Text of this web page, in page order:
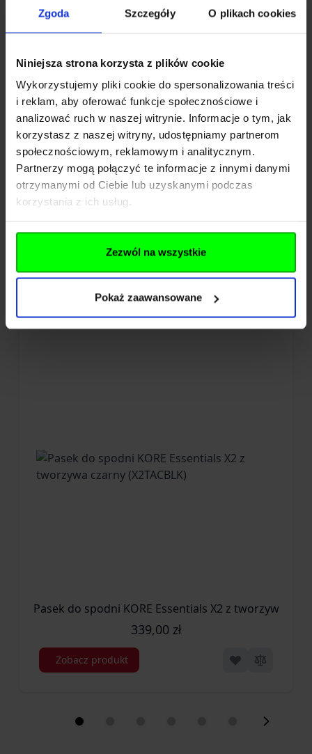
Zgoda Szczegóły O plikach cookies
Niniejsza strona korzysta z plików cookie
Wykorzystujemy pliki cookie do spersonalizowania treści
i reklam, aby oferować funkcje społecznościowe i
analizować ruch w naszej witrynie. Informacje o tym, jak
korzystasz z naszej witryny, udostępniamy partnerom
społecznościowym, reklamowym i analitycznym.
Partnerzy mogą połączyć te informacje z innymi danymi
otrzymanymi od Ciebie lub uzyskanymi podczas
korzystania z ich usług.
Zezwól na wszystkie
Pokaż zaawansowane
Dane techniczne
Kod SKU
KOL.563-095
EAN
00810077912805
Producent
KORE
Pliki do pobrania
Więcej z KORE
Pasek do spodni KORE Essentials X2 z tworzywa
339,00 zł
Zobacz produkt